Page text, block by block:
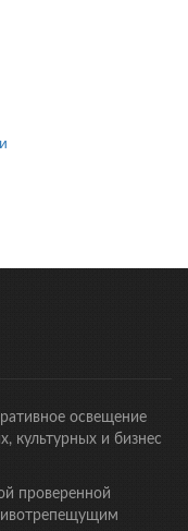
освещение
культурных и бизнес
проверенной